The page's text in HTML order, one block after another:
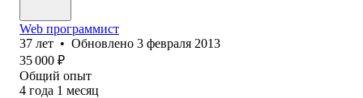
Web программист
37 лет • Обновлено 3 февраля 2013
35 000 ₽
Общий опыт
4 года 1 месяц